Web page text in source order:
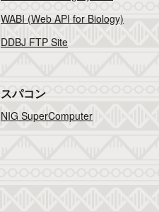
WABI (Web API for Biology)
DDBJ FTP Site
スパコン
NIG SuperComputer